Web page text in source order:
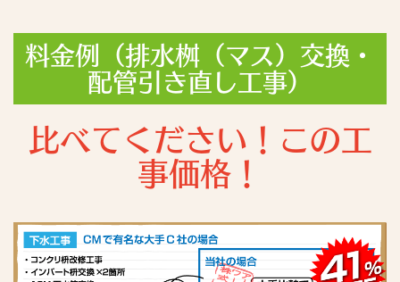
料金例（排水桝（マス）交換・
配管引き直し工事）
比べてください！この工
事価格！